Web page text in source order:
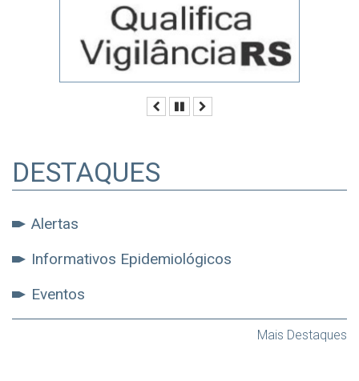
AnteriorPausar
DESTAQUES
Alertas
Informativos Epidemiológicos
Eventos
Mais Destaques